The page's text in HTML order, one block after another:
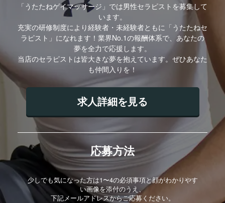
「うたたねゲイマッサージ」では男性セラピストを募集して
います。
充実の研修制度により経験者・未経験者ともに「うたたねセ
ラピスト」になれます！業界No.1の報酬体系で、あなたの
夢を全力で応援します。
当店のセラピストは皆大きな夢を抱えています。ぜひあなた
も仲間入りを！
求人詳細を見る
応募方法
少しでも気になった方は1〜4の必須事項と顔がわかりやす
い画像を添付のうえ、
下記メールアドレスからご応募ください。